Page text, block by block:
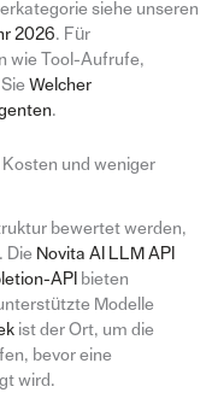
siehe unseren
2026. Für
wie Tool-Aufrufe,
Welcher
.
und weniger
bewertet werden,
Die Novita AI LLM API
API bieten
Modelle
ist der Ort, um die
bevor eine
wird.